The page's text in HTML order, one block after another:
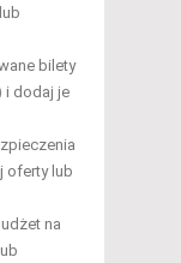
bilety
i dodaj je
oferty lub
na